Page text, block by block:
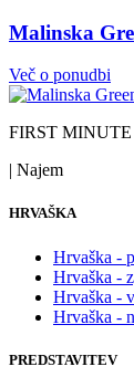
Malinska
Več o ponudbi
FIRST MINUTE
| Najem
HRVAŠKA
Hrvaška -
Hrvaška -
Hrvaška -
Hrvaška -
PREDSTAVITEV